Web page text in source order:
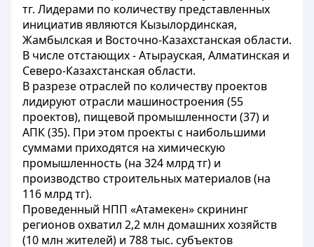
тг. Лидерами по количеству представленных
инициатив являются Кызылординская,
Жамбылская и Восточно-Казахстанская области.
В числе отстающих - Атырауская, Алматинская и
Северо-Казахстанская области.
В разрезе отраслей по количеству проектов
лидируют отрасли машиностроения (55
проектов), пищевой промышленности (37) и
АПК (35). При этом проекты с наибольшими
суммами приходятся на химическую
промышленность (на 324 млрд тг) и
производство строительных материалов (на
116 млрд тг).
Проведенный НПП «Атамекен» скрининг
регионов охватил 2,2 млн домашних хозяйств
(10 млн жителей) и 788 тыс. субъектов